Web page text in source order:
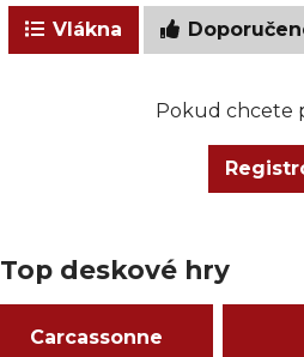
Vlákna
Pokud chcete
Top deskové hry
Carcassonne